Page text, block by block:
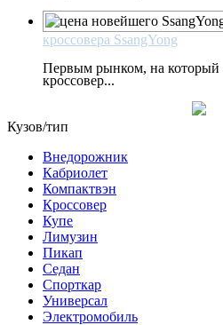
кроссовера SsangYong
Первым рынком, на который
кроссовер...
Кузов/тип
Внедорожник
Кабриолет
Компактвэн
Кроссовер
Купе
Лимузин
Пикап
Седан
Спорткар
Универсал
Электромобиль